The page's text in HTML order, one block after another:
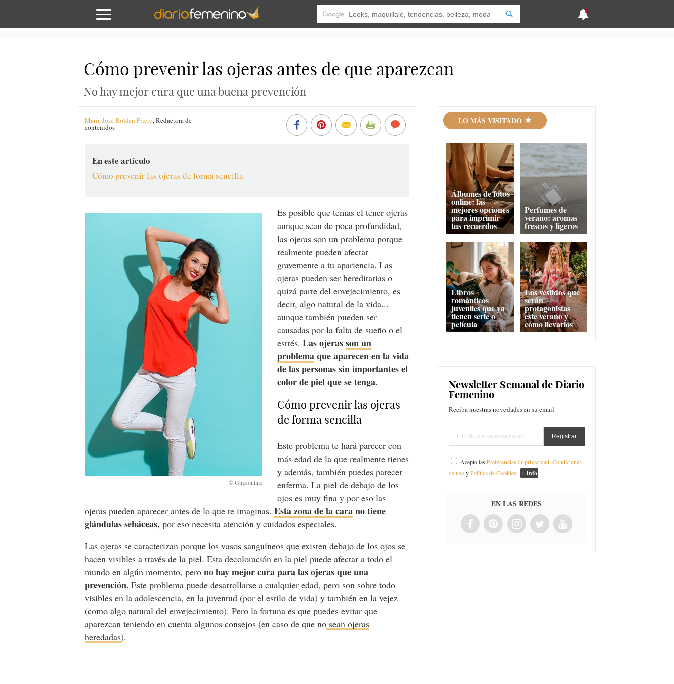
Cómo prevenir las ojeras antes de que aparezcan
No hay mejor cura que una buena prevención
María José Roldán Prieto,Redactora de
contenidos
En este artículo
Cómo prevenir las ojeras de forma sencilla
Es posible que temas el tener ojeras
aunque sean de poca profundidad,
las ojeras son un problema porque
realmente pueden afectar
gravemente a tu apariencia. Las
ojeras pueden ser hereditarias o
quizá parte del envejecimiento, es
decir, algo natural de la vida...
aunque también pueden ser
causadas por la falta de sueño o el
estrés. Las ojerasson un
problemaque aparecen en la vida
de las personas sin importantes el
color de piel que se tenga.
Cómo prevenir las ojeras
de forma sencilla
Este problema te hará parecer con
más edad de la que realmente tienes
y además, también puedes parecer
enferma. La piel de debajo de los
ojos es muy fina y por eso las
ojeras pueden aparecer antes de lo que te imaginas.Esta zona de la carano tiene
glándulas sebáceas, por eso necesita atención y cuidados especiales.
Las ojeras se caracterizan porque los vasos sanguíneos que existen debajo de los ojos se
hacen visibles a través de la piel. Esta decoloración en la piel puede afectar a todo el
mundo en algún momento, perono hay mejor cura para las ojeras que una
prevención. Este problema puede desarrollarse a cualquier edad, pero son sobre todo
visibles en la adolescencia, en la juventud (por el estilo de vida) y también en la vejez
(como algo natural del envejecimiento). Pero la fortuna es que puedes evitar que
aparezcan teniendo en cuenta algunos consejos (en caso de que no sean ojeras
heredadas).
LO MÁS VISITADO
Álbumes de fotos
online: las
mejores opciones
para imprimir
tus recuerdos
Perfumes de
verano: aromas
frescos y ligeros
Libros
románticos
juveniles que ya
tienen serie o
película
Los vestidos que
serán
protagonistas
este verano y
cómo llevarlos
Newsletter Semanal de Diario
Femenino
Reciba nuestras novedades en su email
Acepto lasPreferencias de privacidad,Condiciones
de usoyPolítica de Cookies + Info
EN LAS REDES